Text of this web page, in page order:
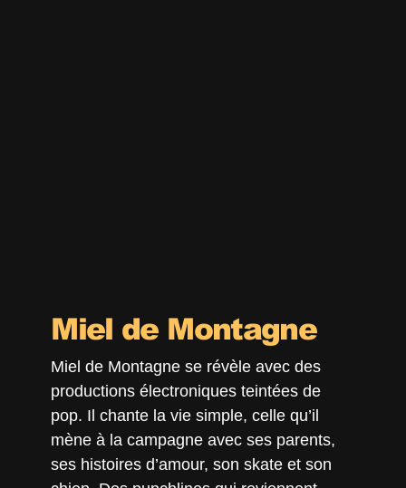
Miel de Montagne
Miel de Montagne se révèle avec des
productions électroniques teintées de
pop. Il chante la vie simple, celle qu’il
mène à la campagne avec ses parents,
ses histoires d’amour, son skate et son